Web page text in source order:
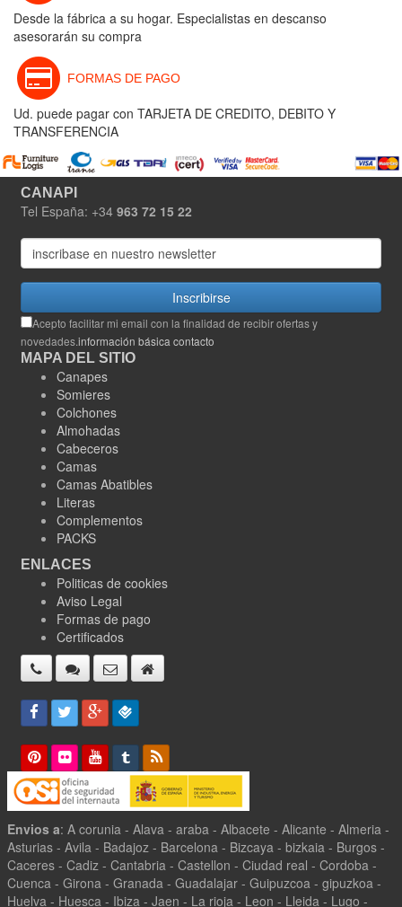
Desde la fábrica a su hogar. Especialistas en descanso
asesorarán su compra
FORMAS DE PAGO
Ud. puede pagar con TARJETA DE CREDITO, DEBITO Y
TRANSFERENCIA
CANAPI
Tel España: +34 963 72 15 22
Inscribirse
Acepto facilitar mi email con la finalidad de recibir ofertas y
novedades.información básica contacto
MAPA DEL SITIO
Canapes
Somieres
Colchones
Almohadas
Cabeceros
Camas
Camas Abatibles
Literas
Complementos
PACKS
ENLACES
Politicas de cookies
Aviso Legal
Formas de pago
Certificados
Envios a: A corunia - Alava - araba - Albacete - Alicante - Almeria -
Asturias - Avila - Badajoz - Barcelona - Bizcaya - bizkaia - Burgos -
Caceres - Cadiz - Cantabria - Castellon - Ciudad real - Cordoba -
Cuenca - Girona - Granada - Guadalajar - Guipuzcoa - gipuzkoa -
Huelva - Huesca - Ibiza - Jaen - La rioja - Leon - Lleida - Lugo -